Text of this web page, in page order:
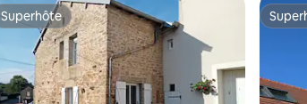
Superhôte
Superhôte